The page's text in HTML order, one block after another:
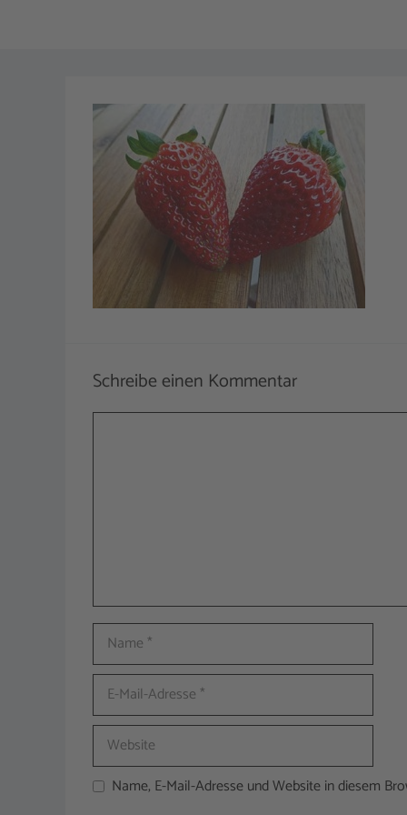
Schreibe einen Kommentar
Kommentar
Name
E-
Mail-
Adresse
Website
Name, E-Mail-Adresse und Website in diesem